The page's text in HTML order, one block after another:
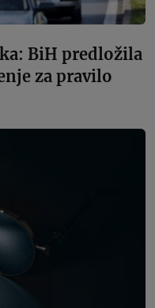
BiH predložila
za pravilo